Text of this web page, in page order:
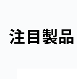
注目製品